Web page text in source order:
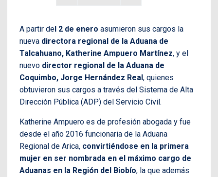
A partir del 2 de enero asumieron sus cargos la
nueva directora regional de la Aduana de
Talcahuano, Katherine Ampuero Martínez, y el
nuevo director regional de la Aduana de
Coquimbo, Jorge Hernández Real, quienes
obtuvieron sus cargos a través del Sistema de Alta
Dirección Pública (ADP) del Servicio Civil.
Katherine Ampuero es de profesión abogada y fue
desde el año 2016 funcionaria de la Aduana
Regional de Arica, convirtiéndose en la primera
mujer en ser nombrada en el máximo cargo de
Aduanas en la Región del Biobío, la que además